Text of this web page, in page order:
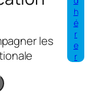
les
h
é
r
e
r